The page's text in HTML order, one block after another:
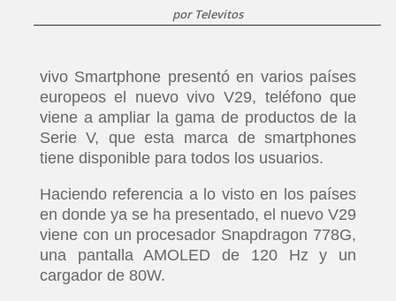
por Televitos
vivo Smartphone presentó en varios países
europeos el nuevo vivo V29, teléfono que
viene a ampliar la gama de productos de la
Serie V, que esta marca de smartphones
tiene disponible para todos los usuarios.
Haciendo referencia a lo visto en los países
en donde ya se ha presentado, el nuevo V29
viene con un procesador Snapdragon 778G,
una pantalla AMOLED de 120 Hz y un
cargador de 80W.